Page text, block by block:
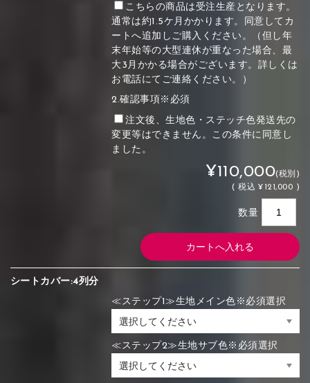
こちらの商品は受注生産となります。
通常は約1.5ケ月かかります。同意してカ
ートへ追加しご購入ください。（但し年
末年始等の大型連休が重なった場合、最
大3月かかる場合がございます。詳しくは
お電話にてご連絡ください。）
2.確認事項※必須
注文後、生地色・ステッチ色発送先の
変更等はできません。この条件に同意し
ました。
¥110,000(税別)
(税込 ¥121,000 )
数量
シートカバー:4列分
≪ステップ1≫生地メイン色※必須選択
≪ステップ2≫生地サブ色※必須選択